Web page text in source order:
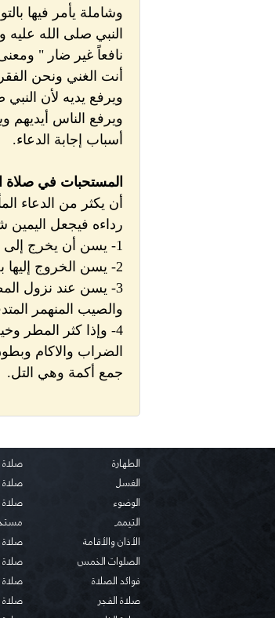
وشاملة يأمر فيها
النبي صلى الله عليه
نافعاً غير ضار "
أنت الغني ونحن
ويرفع يديه لأن
ويرفع الناس أيديهم
أسباب إجابة الدعاء.
المستحبات في صلاة
أن يكثر من الدعاء
رداءه فيجعل
1- يسن أن يخرج إلى صلاة الاستسقاء جميع المسلمين حتى النساء والصبيان
2- يسن الخروج إليها بخضوع وخشوع وتذلل.
3- يسن عند نزول المطر أن يقف في أوله ليصيبه منه ويقول اللهم صيباً نافعاً "
والصيب المنهمر
4- وإذا كثر المطر
الضراب والاكام
جمع أكمة وهي التل.
الطهارة
الغسل
الوضوء
التيمم
الأذان والأقامة
الصلوات الخمس
فوائد الصلاة
صلاة الفجر
صلاة
صلاة
صلاة
صلاة
صلاة